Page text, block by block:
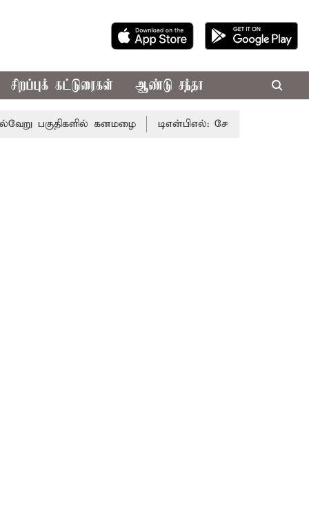
சிறப்புக் கட்டுரைகள் ஆண்டு சந்தா
கனமழை டிஎன்பிஎல்: சேப்பாக் பந்து வீச்சு